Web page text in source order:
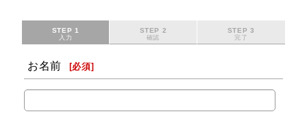
STEP 1
入力
STEP 2
確認
STEP 3
完了
お名前 [必須]